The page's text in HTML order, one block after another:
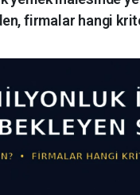
firmalar hangi